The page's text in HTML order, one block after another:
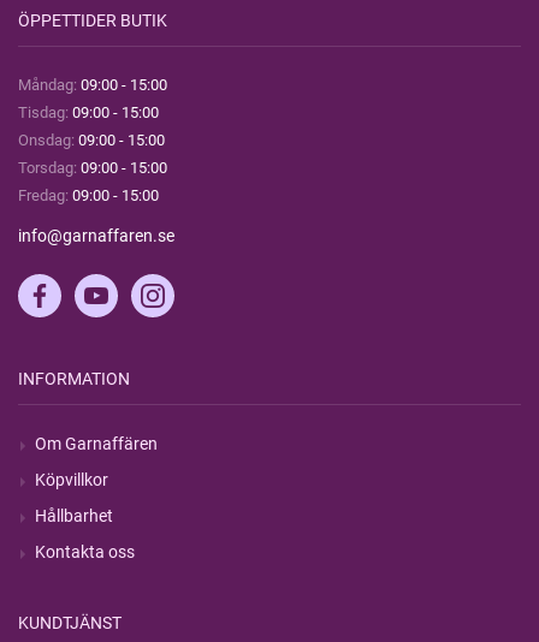
ÖPPETTIDER BUTIK
Måndag: 09:00 - 15:00
Tisdag: 09:00 - 15:00
Onsdag: 09:00 - 15:00
Torsdag: 09:00 - 15:00
Fredag: 09:00 - 15:00
info@garnaffaren.se
INFORMATION
Om Garnaffären
Köpvillkor
Hållbarhet
Kontakta oss
KUNDTJÄNST